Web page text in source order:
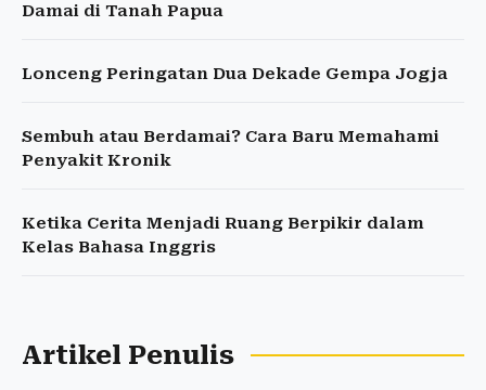
Damai di Tanah Papua
Lonceng Peringatan Dua Dekade Gempa Jogja
Sembuh atau Berdamai? Cara Baru Memahami
Penyakit Kronik
Ketika Cerita Menjadi Ruang Berpikir dalam
Kelas Bahasa Inggris
Artikel Penulis